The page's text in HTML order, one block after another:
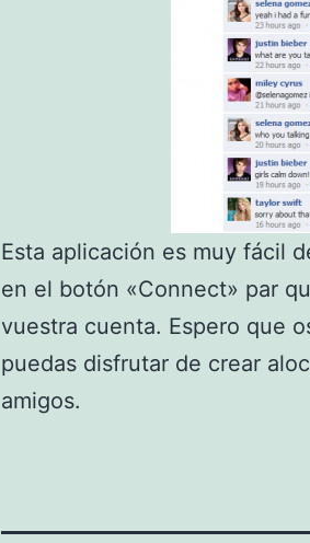
Esta aplicación es muy fácil
en el botón «Connect» par
vuestra cuenta. Espero que
puedas disfrutar de crear
amigos.